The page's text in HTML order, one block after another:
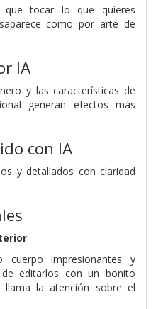
que tocar lo que quieres
como por arte de
IA
y las características de
generan efectos más
con IA
y detallados con claridad
impresionantes y
editarlos con un bonito
llama la atención sobre el